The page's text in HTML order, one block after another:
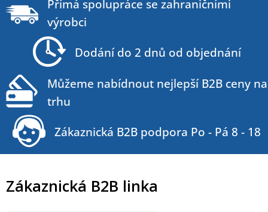
p
Zákaznická B2B linka
Přímá spolupráce se zahraničními
výrobci
Dodání do 2 dnů od objednání
Můžeme nabídnout nejlepší B2B ceny na
trhu
Zákaznická B2B podpora Po - Pá 8 - 18